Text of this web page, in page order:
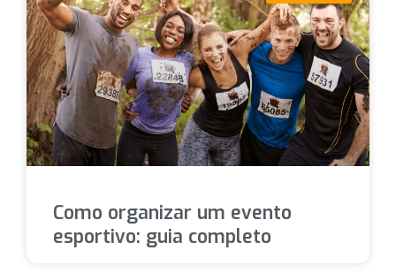
Como organizar um evento
esportivo: guia completo